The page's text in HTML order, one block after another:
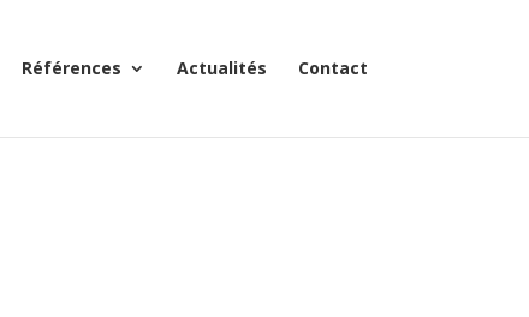
Références Actualités Contact